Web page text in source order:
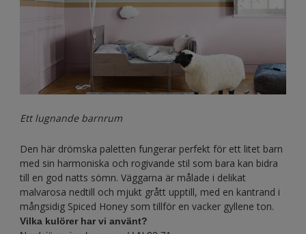
Ett lugnande barnrum
Den här drömska paletten fungerar perfekt för ett litet barn
med sin harmoniska och rogivande stil som bara kan bidra
till en god natts sömn. Väggarna är målade i delikat
malvarosa nedtill och mjukt grått upptill, med en kantrand i
mångsidig Spiced Honey som tillför en vacker gyllene ton.
Vilka kulörer har vi använt?